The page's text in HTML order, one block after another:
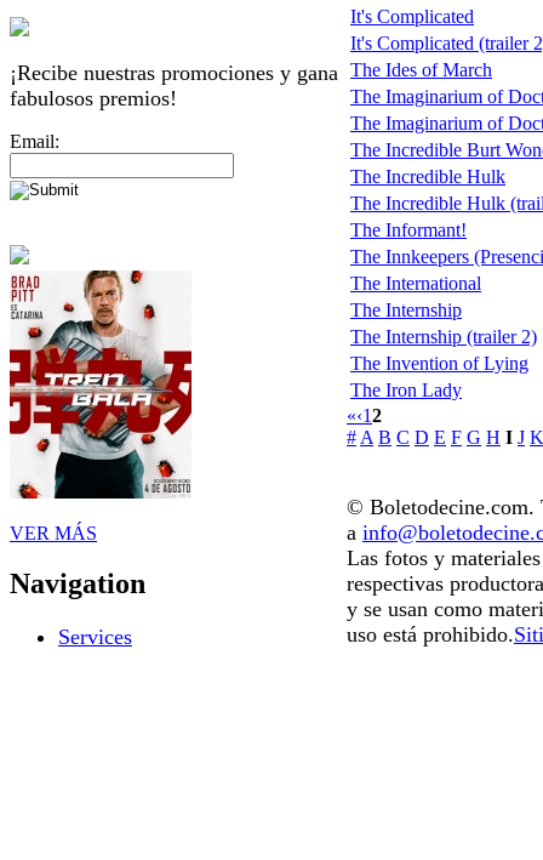
¡Recibe nuestras promociones y gana
fabulosos premios!
Email:
VER MÁS
Navigation
Services
It's Complicated
It's Complicated (trailer
The Ides of March
The Imaginarium of
The Imaginarium of
The Incredible Burt
The Incredible Hulk
The Incredible Hulk
The Informant!
The Innkeepers
The International
The Internship
The Internship (trailer 2)
The Invention of Lying
The Iron Lady
«‹12
# A B C D E F G H I J K
© Boletodecine.com.
a
Las fotos y
respectivas
y se usan como
uso está prohibido.